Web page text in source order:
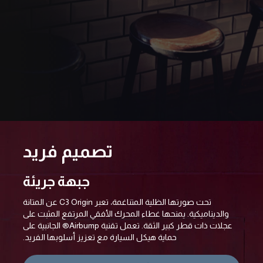
تصميم فريد
جبهة جريئة
تحت صورتها الظلية المتناغمة، تعبر C3 Origin عن المتانة
والديناميكية. يمنحها غطاء المحرك الأفقي المرتفع المثبت على
عجلات ذات قطر كبير الثقة. تعمل تقنية Airbump® الجانبية على
حماية هيكل السيارة مع تعزيز أسلوبها الفريد.